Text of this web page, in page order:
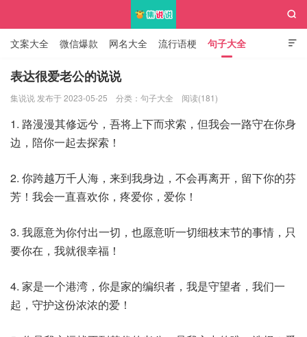

文案大全 微信爆款 网名大全 流行语梗 句子大全
知识大全

表达很爱老公的说说
集说说 发布于 2023-05-25 分类： 句子大全 阅读(181)
1. 路漫漫其修远兮，吾将上下而求索，但我会一路守在你身
边，陪你一起去探索！
2. 你跨越万千人海，来到我身边，不会再离开，留下你的芬
芳！我会一直喜欢你，疼爱你，爱你！
3. 我愿意为你付出一切，也愿意听一切细枝末节的事情，只
要你在，我就很幸福！
4. 家是一个港湾，你是家的编织者，我是守望者，我们一
起，守护这份浓浓的爱！